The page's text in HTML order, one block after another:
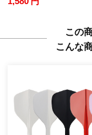
この
こんな